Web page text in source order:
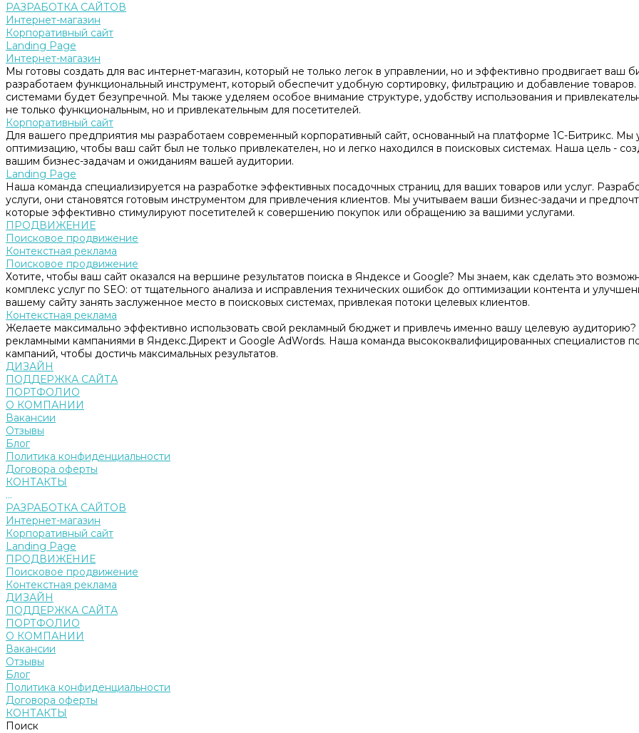
РАЗРАБОТКА САЙТОВ
Интернет-магазин
Корпоративный сайт
Landing Page
Интернет-магазин
Мы готовы создать для вас интернет-магазин, который не только легок в управлении, но и эффективно продвигает ваш
разработаем функциональный инструмент, который обеспечит удобную сортировку, фильтрацию и добавление
системами будет безупречной. Мы также уделяем особое внимание структуре, удобству использования и
не только функциональным, но и привлекательным для посетителей.
Корпоративный сайт
Для вашего предприятия мы разработаем современный корпоративный сайт, основанный на платформе 1С-Битрикс. Мы
оптимизацию, чтобы ваш сайт был не только привлекателен, но и легко находился в поисковых системах. Наша цель -
вашим бизнес-задачам и ожиданиям вашей аудитории.
Landing Page
Наша команда специализируется на разработке эффективных посадочных страниц для ваших товаров или услуг.
услуги, они становятся готовым инструментом для привлечения клиентов. Мы учитываем ваши бизнес-задачи и
которые эффективно стимулируют посетителей к совершению покупок или обращению за вашими услугами.
ПРОДВИЖЕНИЕ
Поисковое продвижение
Контекстная реклама
Поисковое продвижение
Хотите, чтобы ваш сайт оказался на вершине результатов поиска в Яндексе и Google? Мы знаем, как сделать это
комплекс услуг по SEO: от тщательного анализа и исправления технических ошибок до оптимизации контента и
вашему сайту занять заслуженное место в поисковых системах, привлекая потоки целевых клиентов.
Контекстная реклама
Желаете максимально эффективно использовать свой рекламный бюджет и привлечь именно вашу целевую
рекламными кампаниями в Яндекс.Директ и Google AdWords. Наша команда высококвалифицированных специалистов
кампаний, чтобы достичь максимальных результатов.
ДИЗАЙН
ПОДДЕРЖКА САЙТА
ПОРТФОЛИО
О КОМПАНИИ
Вакансии
Отзывы
Блог
Политика конфиденциальности
Договора оферты
КОНТАКТЫ
...
РАЗРАБОТКА САЙТОВ
Интернет-магазин
Корпоративный сайт
Landing Page
ПРОДВИЖЕНИЕ
Поисковое продвижение
Контекстная реклама
ДИЗАЙН
ПОДДЕРЖКА САЙТА
ПОРТФОЛИО
О КОМПАНИИ
Вакансии
Отзывы
Блог
Политика конфиденциальности
Договора оферты
КОНТАКТЫ
Поиск